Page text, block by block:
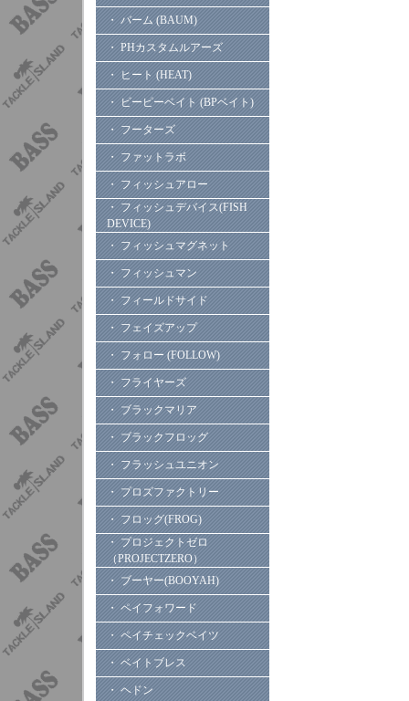
・ バーム (BAUM)
・ PHカスタムルアーズ
・ ヒート (HEAT)
・ ビーピーベイト (BPベイト)
・ フーターズ
・ ファットラボ
・ フィッシュアロー
・ フィッシュデバイス(FISH
DEVICE)
・ フィッシュマグネット
・ フィッシュマン
・ フィールドサイド
・ フェイズアップ
・ フォロー (FOLLOW)
・ フライヤーズ
・ ブラックマリア
・ ブラックフロッグ
・ フラッシュユニオン
・ プロズファクトリー
・ フロッグ(FROG)
・ プロジェクトゼロ
（PROJECTZERO）
・ ブーヤー(BOOYAH)
・ ペイフォワード
・ ペイチェックベイツ
・ ベイトブレス
・ ヘドン